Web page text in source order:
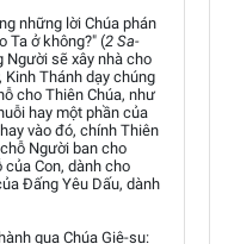
những lời Chúa phán
Ta ở không?" (2 Sa-
Người sẽ xây nhà cho
Kinh Thánh dạy chúng
cho Thiên Chúa, như
hay một phần của
vào đó, chính Thiên
Người ban cho
Con, dành cho
Đấng Yêu Dấu, dành
qua Chúa Giê-su: